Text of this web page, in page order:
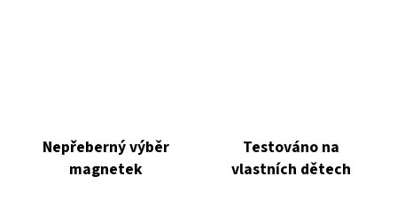
Nepřeberný výběr
magnetek
Testováno na
vlastních dětech